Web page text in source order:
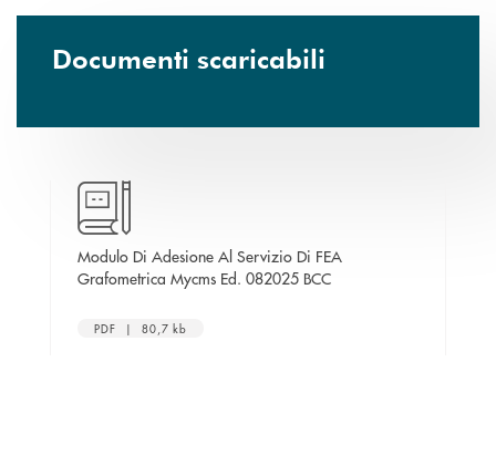
Documenti scaricabili
finestra
Modulo Di Adesione Al Servizio Di FEA
Grafometrica Mycms Ed. 082025 BCCapre una nuova finestra
PDF | 80,7 kb